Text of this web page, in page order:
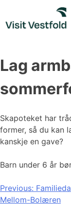
content
Lag
Skapoteket har
former, så du kan
kanskje en gave?
Barn under 6 år
Previous:
Mellom-Bolæren